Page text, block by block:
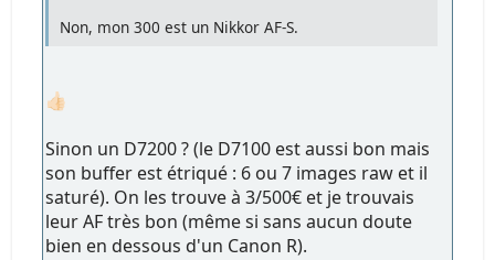
Non, mon 300 est un Nikkor AF-S.
👍🏻
Sinon un D7200 ? (le D7100 est aussi bon mais
son buffer est étriqué : 6 ou 7 images raw et il
saturé). On les trouve à 3/500€ et je trouvais
leur AF très bon (même si sans aucun doute
bien en dessous d'un Canon R).